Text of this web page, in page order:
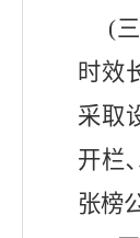
(
时效
采取
开栏
张榜